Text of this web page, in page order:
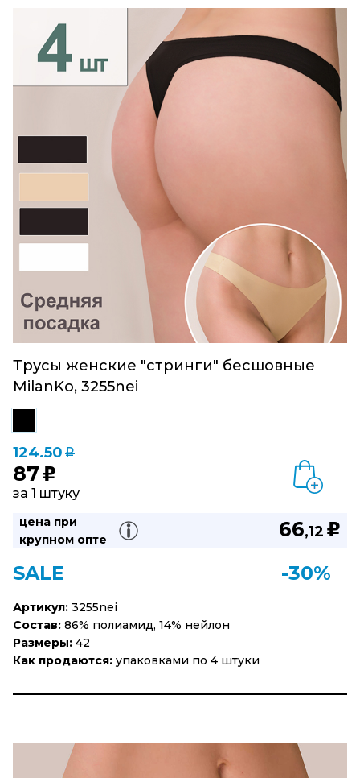
Трусы женские "стринги" бесшовные
MilanKo, 3255nei
124.50q
87 u
за 1 штуку
цена при
крупном опте
66,12 u
SALE -30%
Артикул: 3255nei
Состав: 86% полиамид, 14% нейлон
Размеры: 42
Как продаются: упаковками по 4 штуки